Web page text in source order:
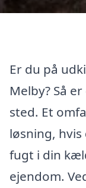
Er du på
Melby? Så
sted. Et
løsning,
fugt i din
ejendom.